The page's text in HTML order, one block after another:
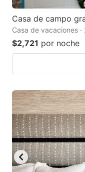
Casa de campo
Casa de vacaciones
$2,721 por noche